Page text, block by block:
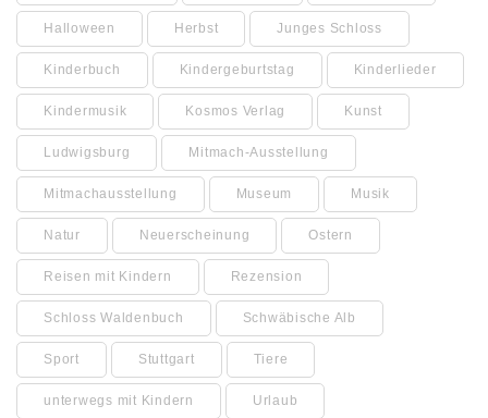
Halloween Herbst Junges Schloss
Kinderbuch Kindergeburtstag Kinderlieder
Kindermusik Kosmos Verlag Kunst
Ludwigsburg Mitmach-Ausstellung
Mitmachausstellung Museum Musik
Natur Neuerscheinung Ostern
Reisen mit Kindern Rezension
Schloss Waldenbuch Schwäbische Alb
Sport Stuttgart Tiere
unterwegs mit Kindern Urlaub